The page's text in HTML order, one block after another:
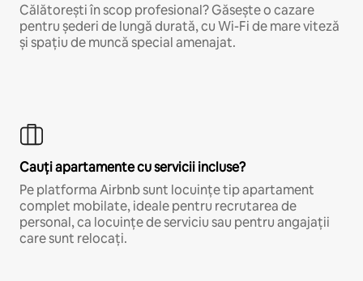
Călătorești în scop profesional? Găsește o cazare
pentru șederi de lungă durată, cu Wi-Fi de mare viteză
și spațiu de muncă special amenajat.
Cauți apartamente cu servicii incluse?
Pe platforma Airbnb sunt locuințe tip apartament
complet mobilate, ideale pentru recrutarea de
personal, ca locuințe de serviciu sau pentru angajații
care sunt relocați.